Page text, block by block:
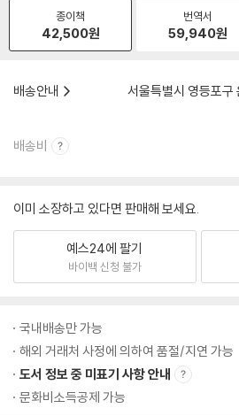
종이책
42,500원
번역서
59,940원
배송안내
서울특별시 영등포구
배송비
이미 소장하고 있다면 판매해 보세요.
예스24에 팔기
바이백 신청 불가
국내배송만 가능
해외 거래처 사정에 의하여 품절/지연 가능
도서 정보 중 미표기 사항 안내
문화비소득공제 가능